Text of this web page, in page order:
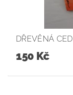
DŘEVĚNÁ
150 Kč